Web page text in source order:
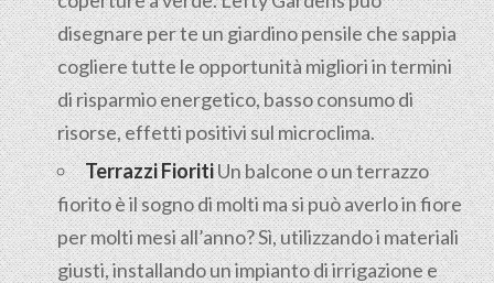
disegnare per te un giardino pensile che sappia
cogliere tutte le opportunità migliori in termini
di risparmio energetico, basso consumo di
risorse, effetti positivi sul microclima.
Terrazzi FioritiUn balcone o un terrazzo
fiorito è il sogno di molti ma si può averlo in fiore
per molti mesi all’anno? Sì, utilizzando i materiali
giusti, installando un impianto di irrigazione e